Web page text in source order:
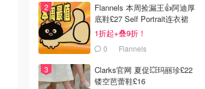
Flannels 本周捡漏王👍阿迪厚
底鞋£27 Self Portrait连衣裙
£63
1折起+叠9折！
0 Flannels
Clarks官网 夏促💥玛丽珍£22
镂空芭蕾鞋£16